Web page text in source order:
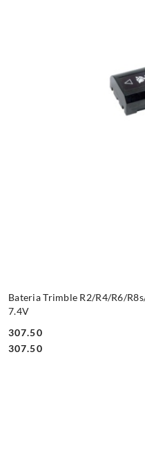
Bateria Trimble R2/R4/R6/
7.4V
Cena:
307.50
Cena:
307.50